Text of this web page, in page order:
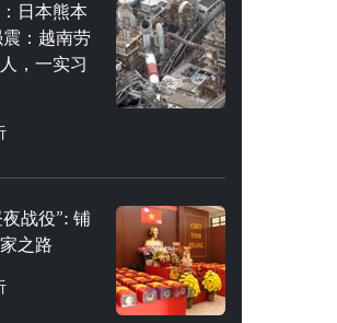
日本熊本
震：越南劳
，一实习
战役”: 铺
之路